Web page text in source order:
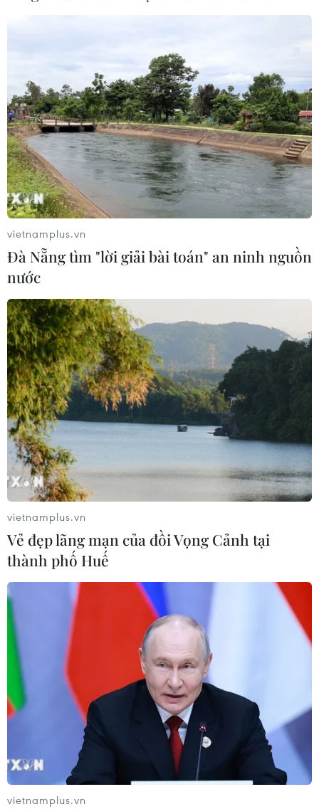
TIN CÙNG CHUYÊN MỤC
Thị trường vaccine thế giới chuyển
hướng sang người cao tuổi
08/08/2026 15:01
Chuyên gia Nhật Bản nói Việt Nam
nên ưu tiên sản xuất và đóng gói chip
bán dẫn
08/08/2026 13:28
vietnamplus.vn
Đà Nẵng tìm "lời giải bài toán" an ninh nguồn
nước
vietnamplus.vn
Vẻ đẹp lãng mạn của đồi Vọng Cảnh tại
thành phố Huế
vietnamplus.vn